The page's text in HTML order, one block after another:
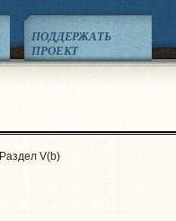
ПОДДЕРЖАТЬ
ПРОЕКТ
Раздел V(b)